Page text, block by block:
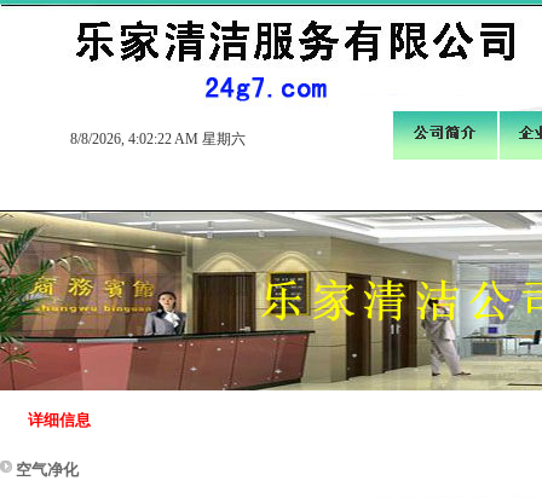
8/8/2026, 4:02:22 AM 星期六
详细信息
空气净化